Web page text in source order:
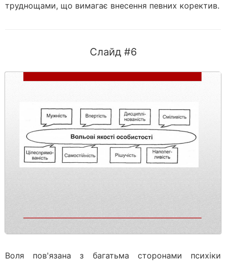
труднощами, що вимагає внесення певних коректив.
Слайд #6
Воля пов'язана з багатьма сторонами психіки